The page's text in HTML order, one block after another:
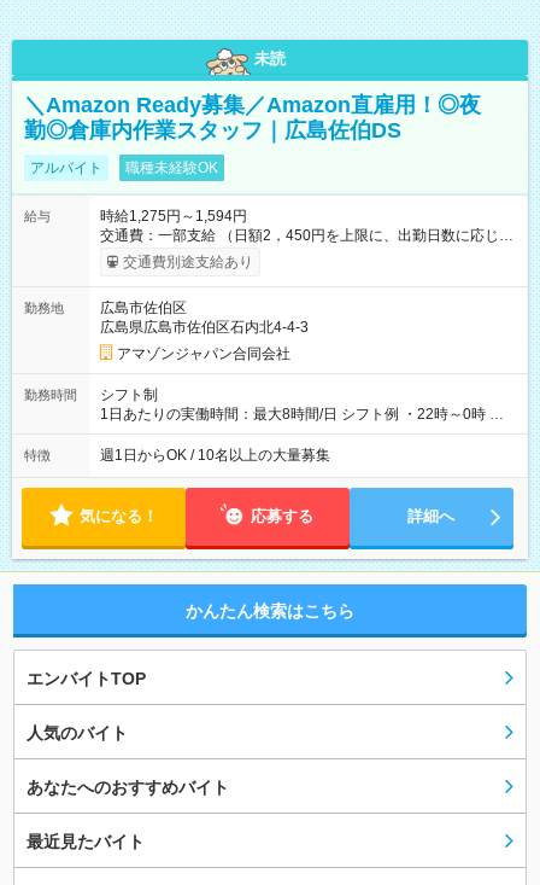
未読
＼Amazon Ready募集／Amazon直雇用！◎夜
勤◎倉庫内作業スタッフ｜広島佐伯DS
アルバイト 職種未経験OK
給与
時給1,275円～1,594円
交通費：一部支給 （日額2，450円を上限に、出勤日数に応じて
実費支給） ※22:00～翌5:00までは時給25%UP！ ■給与前払い
制度あり ※前払い額の上限あり、手数料無料（Amazon負担）
交通費別途支給あり
勤務地
広島市佐伯区
広島県広島市佐伯区石内北4-4-3
アマゾンジャパン合同会社
勤務時間
シフト制
1日あたりの実働時間：最大8時間/日 シフト例 ・22時～0時 入
社後、就業可能シフトをご確認の上、申請してください。
特徴 週1日からOK / 10名以上の大量募集
気になる！ 応募する 詳細へ
かんたん検索はこちら
エンバイトTOP
人気のバイト
あなたへのおすすめバイト
最近見たバイト